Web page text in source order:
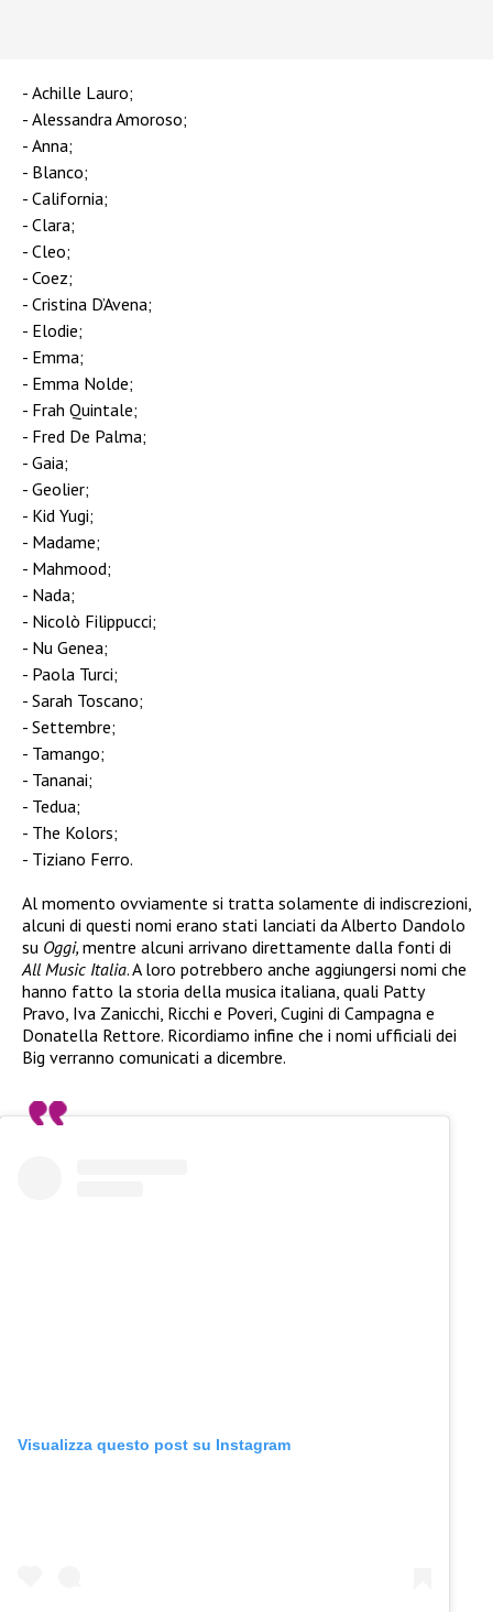
Achille Lauro;
Alessandra Amoroso;
Anna;
Blanco;
California;
Clara;
Cleo;
Coez;
Cristina D’Avena;
Elodie;
Emma;
Emma Nolde;
Frah Quintale;
Fred De Palma;
Gaia;
Geolier;
Kid Yugi;
Madame;
Mahmood;
Nada;
Nicolò Filippucci;
Nu Genea;
Paola Turci;
Sarah Toscano;
Settembre;
Tamango;
Tananai;
Tedua;
The Kolors;
Tiziano Ferro.
Al momento ovviamente si tratta solamente di indiscrezioni,
alcuni di questi nomi erano stati lanciati da Alberto Dandolo
su Oggi, mentre alcuni arrivano direttamente dalla fonti di
All Music Italia. A loro potrebbero anche aggiungersi nomi che
hanno fatto la storia della musica italiana, quali Patty
Pravo, Iva Zanicchi, Ricchi e Poveri, Cugini di Campagna e
Donatella Rettore. Ricordiamo infine che i nomi ufficiali dei
Big verranno comunicati a dicembre.
Visualizza questo post su Instagram